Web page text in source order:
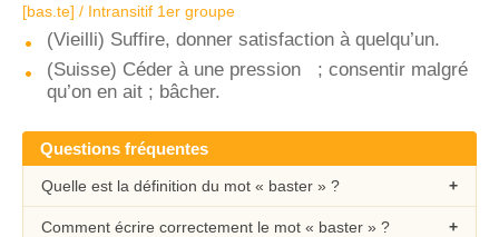
[bas.te] / Intransitif 1er groupe
(Vieilli) Suffire, donner satisfaction à quelqu’un.
(Suisse) Céder à une pression ; consentir malgré
qu’on en ait ; bâcher.
Questions fréquentes
Quelle est la définition du mot « baster » ?
Comment écrire correctement le mot « baster » ?